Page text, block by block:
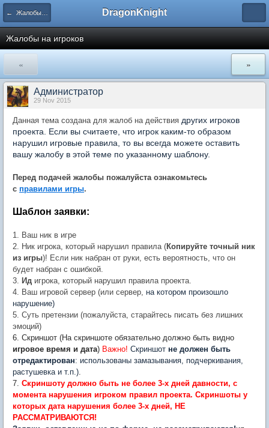
← Жалобы и наказания. Благодарности DragonKnight
Жалобы на игроков
« »
Администратор
29 Nov 2015
Данная тема создана для жалоб на действия других игроков
проекта. Если вы считаете, что игрок каким-то образом
нарушил игровые правила, то вы всегда можете оставить
вашу жалобу в этой теме по указанному шаблону.
Перед подачей жалобы пожалуйста ознакомьтесь
с правилами игры.
Шаблон заявки:
1. Ваш ник в игре
2. Ник игрока, который нарушил правила (Копируйте точный ник
из игры)! Если ник набран от руки, есть вероятность, что он
будет набран с ошибкой.
3. Ид игрока, который нарушил правила проекта.
4. Ваш игровой сервер (или сервер, на котором произошло
нарушение)
5. Суть претензии (пожалуйста, старайтесь писать без лишних
эмоций)
6. Скриншот (На скриншоте обязательно должно быть видно
игровое время и дата) Важно! Скриншот не должен быть
отредактирован: использованы замазывания, подчеркивания,
растушевка и т.п.).
7. Скриншоту должно быть не более 3-х дней давности, с
момента нарушения игроком правил проекта. Скриншоты у
которых дата нарушения более 3-х дней, НЕ
РАССМАТРИВАЮТСЯ!